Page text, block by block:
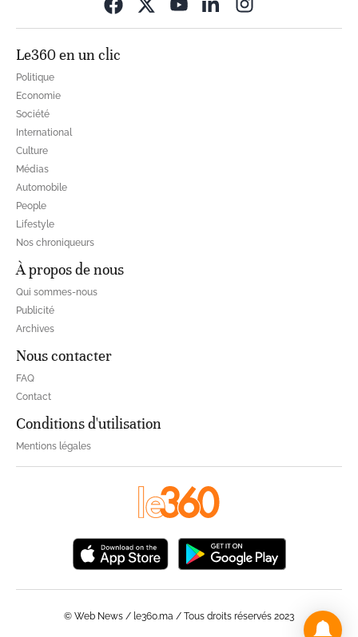
Le360 en un clic
Politique
Economie
Société
International
Culture
Médias
Automobile
People
Lifestyle
Nos chroniqueurs
À propos de nous
Qui sommes-nous
Publicité
Archives
Nous contacter
FAQ
Contact
Conditions d'utilisation
Mentions légales
© Web News / le360.ma / Tous droits réservés 2023